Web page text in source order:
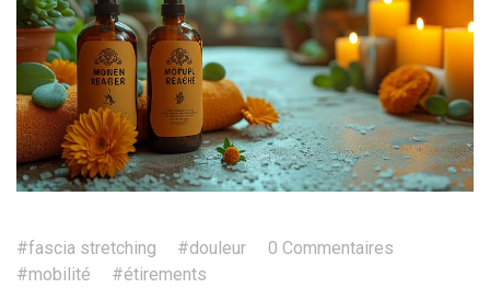
#fascia stretching
#douleur
#mobilité
#étirements
0 Commentaires